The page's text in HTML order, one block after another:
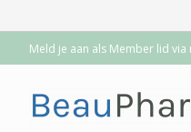
Meld je aan als Member lid